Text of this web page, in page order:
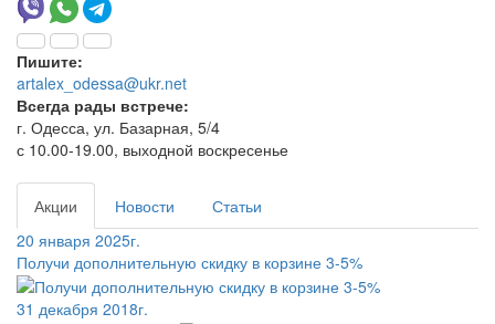
Пишите:
artalex_odessa@ukr.net
Всегда рады встрече:
г. Одесса, ул. Базарная, 5/4
с 10.00-19.00, выходной воскресенье
Акции Новости
Статьи
20 января 2025г.
Получи дополнительную скидку в корзине 3-5%
31 декабря 2018г.